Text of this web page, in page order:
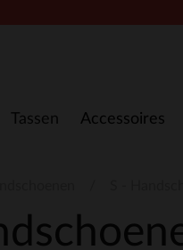
Tassen Accessoires